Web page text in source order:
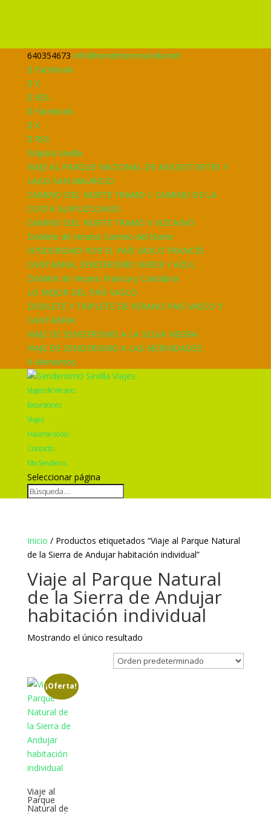
640354673 info@senderismosevilla.net
Facebook
X
RSS
Facebook
X
RSS
Eclipsia Sevilla
VIAJE AL PARQUE NACIONAL DE AIGÜESTORTES Y
LAGO SAN MAURICIO
CAMINO DEL NORTE TRAMO I- CAMINO DE LA
COSTA GUIPUZCOANO
CAMINO DEL NORTE TRAMO II VIZCAINO
Doblete de Verano Camino del Norte
SENDERISMO POR EL PAÍS VASCO FRANCÉS
CANTABRIA, SENDERISMO VERDE Y AZUL
Doblete de Verano Francia y Cantabria
LO MEJOR DEL PAÍS VASCO
DOBLETE Y TRIPLETE DE VERANO PAIS VASCO Y
CANTABRIA
VIAJE DE SENDERISMO A LA SELVA NEGRA
VIAJE DE SENDERISMO A LAS MERINDADES
0 elementos
Viajes de Verano
Excursiones
Viajes
Hacerse socio
Contacto
Mis Senderos
Seleccionar página
Inicio / Productos etiquetados “Viaje al Parque Natural
de la Sierra de Andujar habitación individual”
Viaje al Parque Natural
de la Sierra de Andujar
habitación individual
Mostrando el único resultado
¡Oferta!
Viaje al
Parque
Natural de